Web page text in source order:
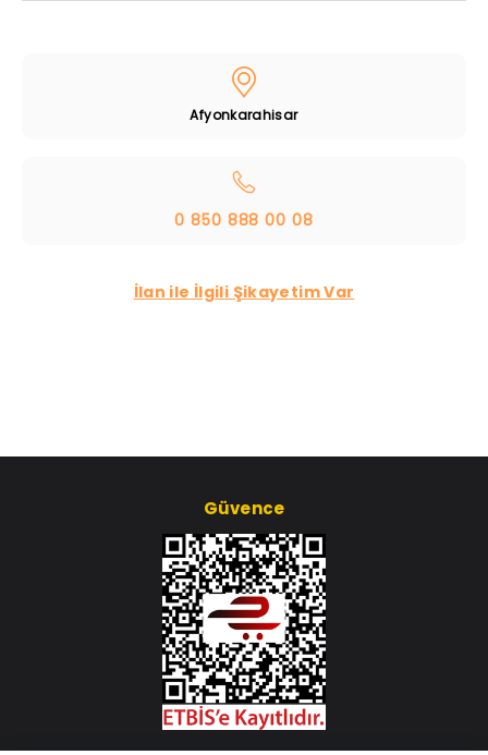
Afyonkarahisar
0 850 888 00 08
İlan ile İlgili Şikayetim Var
Güvence